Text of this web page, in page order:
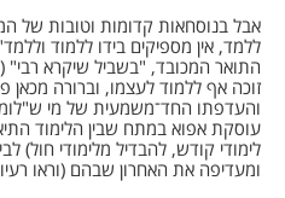
אבל בנוסחאות קדומות וטובות של
ללמד, אין מספיקים בידו ללמוד
התואר המכובד, "בשביל שיקרא רבי"
זוכה אף ללמוד לעצמו, וברורה
והעדפתו החד־משמעית של מי
עוסקת אפוא במתח שבין הלימוד
לימודי קודש, להבדיל מלימודי חול)
ומעדיפה את האחרון שבהם (וראו